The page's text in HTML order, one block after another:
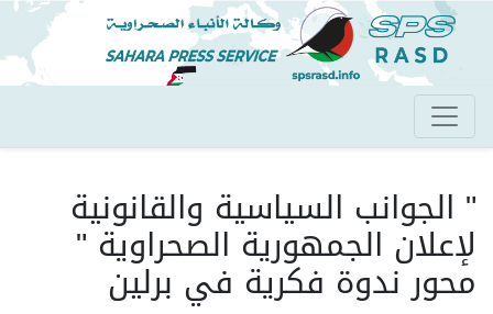
تجاوز
إلى
المحتوى
الرئيسي
" الجوانب السياسية والقانونية
لإعلان الجمهورية الصحراوية "
محور ندوة فكرية في برلين